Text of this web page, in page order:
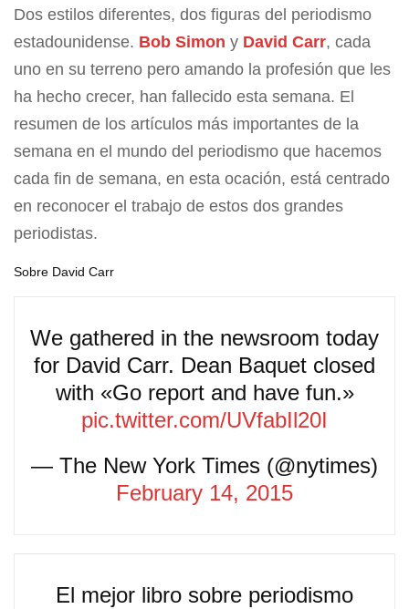
Dos estilos diferentes, dos figuras del periodismo
estadounidense. Bob Simon y David Carr, cada
uno en su terreno pero amando la profesión que les
ha hecho crecer, han fallecido esta semana. El
resumen de los artículos más importantes de la
semana en el mundo del periodismo que hacemos
cada fin de semana, en esta ocación, está centrado
en reconocer el trabajo de estos dos grandes
periodistas.
Sobre David Carr
We gathered in the newsroom today
for David Carr. Dean Baquet closed
with «Go report and have fun.»
pic.twitter.com/UVfabIl20I
— The New York Times (@nytimes)
February 14, 2015
El mejor libro sobre periodismo